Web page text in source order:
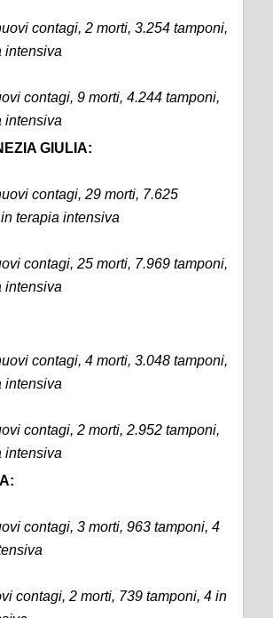
contagi, 2 morti, 3.254 tamponi,
intensiva
contagi, 9 morti, 4.244 tamponi,
intensiva
GIULIA:
contagi, 29 morti, 7.625
terapia intensiva
contagi, 25 morti, 7.969 tamponi,
intensiva
contagi, 4 morti, 3.048 tamponi,
intensiva
contagi, 2 morti, 2.952 tamponi,
intensiva
contagi, 3 morti, 963 tamponi, 4
contagi, 2 morti, 739 tamponi, 4 in